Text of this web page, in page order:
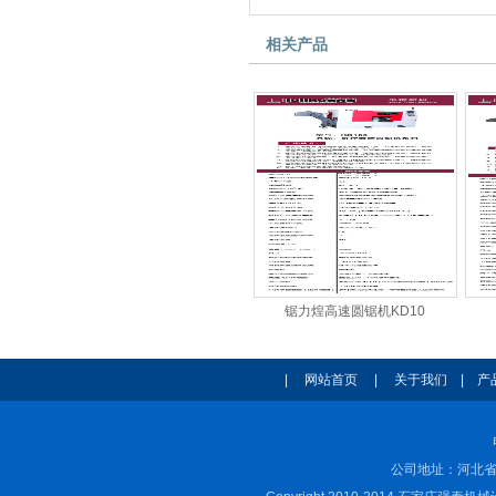
相关产品
锯力煌高速圆锯机KD10
网站首页| 关于我们 产
公司地址：河北